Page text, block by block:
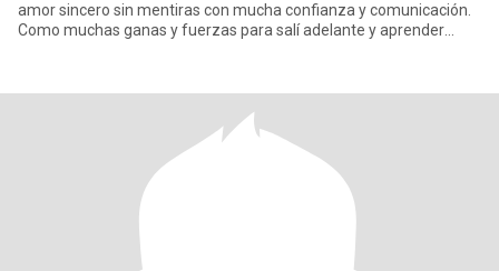
amor sincero sin mentiras con mucha confianza y comunicación.
Como muchas ganas y fuerzas para salí adelante y aprender